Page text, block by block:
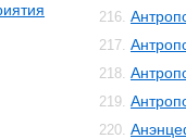
216.
217.
218.
219.
220.